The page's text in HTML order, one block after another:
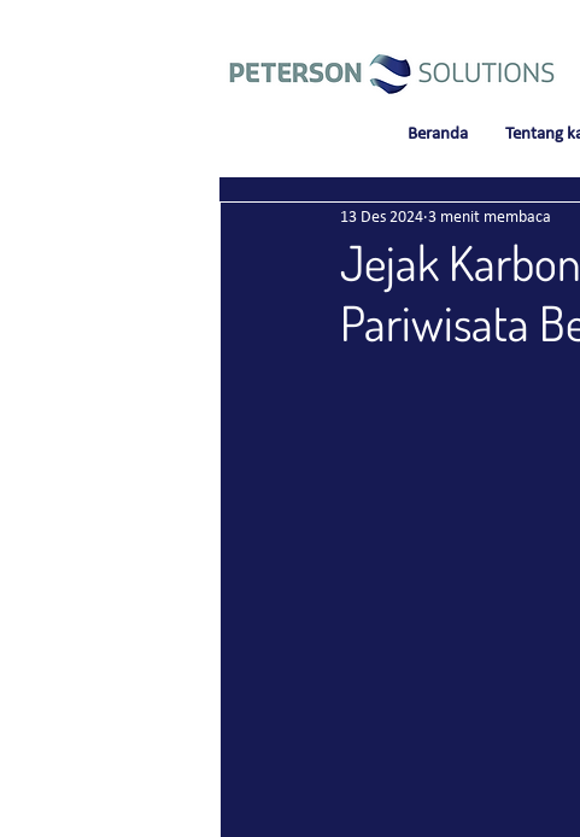
Beranda Tentang
Jejak
Pariwisata
13 Des 2024 3 menit membaca